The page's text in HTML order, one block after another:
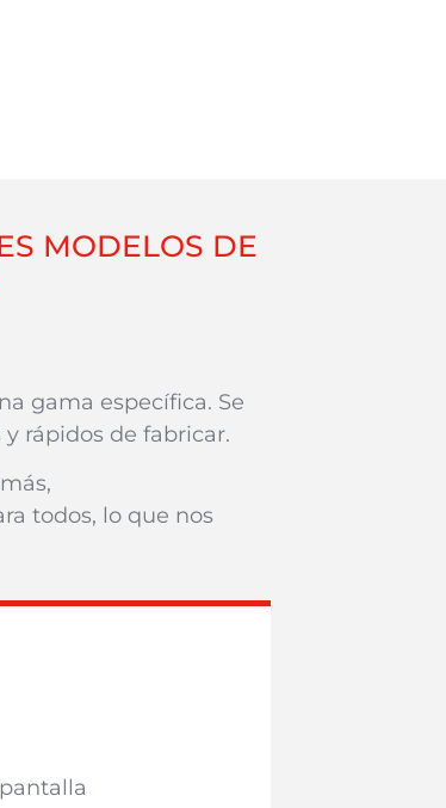
MODELOS DE
gama específica. Se
rápidos de fabricar.
todos, lo que nos